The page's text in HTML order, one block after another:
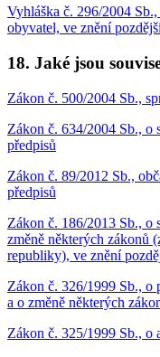
Vyhláška č. 296/2004
obyvatel, ve znění
18. Jaké jsou
Zákon č. 500/2004 Sb.,
Zákon č. 634/2004 Sb., o
předpisů
Zákon č. 89/2012 Sb.,
předpisů
Zákon č. 186/2013 Sb., o
změně některých zákonů
republiky), ve znění
Zákon č. 326/1999 Sb., o
a o změně některých
Zákon č. 325/1999 Sb., o